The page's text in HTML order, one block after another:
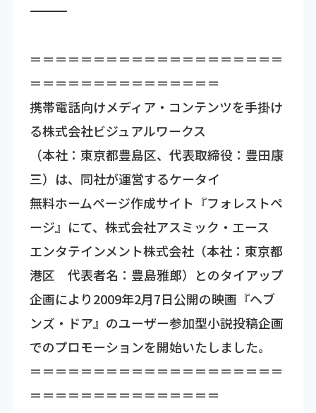
―――――――――――――――――――――――――――――――――――
＝＝＝＝＝＝＝＝＝＝＝＝＝＝＝＝＝＝＝＝
＝＝＝＝＝＝＝＝＝＝＝＝＝＝＝
携帯電話向けメディア・コンテンツを手掛け
る株式会社ビジュアルワークス
（本社：東京都豊島区、代表取締役：豊田康
三）は、同社が運営するケータイ
無料ホームページ作成サイト『フォレストペ
ージ』にて、株式会社アスミック・エース
エンタテインメント株式会社（本社：東京都
港区 代表者名：豊島雅郎）とのタイアップ
企画により2009年2月7日公開の映画『ヘブ
ンズ・ドア』のユーザー参加型小説投稿企画
でのプロモーションを開始いたしました。
＝＝＝＝＝＝＝＝＝＝＝＝＝＝＝＝＝＝＝＝
＝＝＝＝＝＝＝＝＝＝＝＝＝＝＝